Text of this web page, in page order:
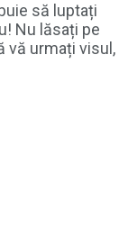
să luptați
Nu lăsați pe
vă urmați visul,